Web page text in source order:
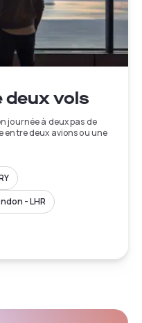
deux vols
journée à deux pas de
deux avions ou une
- LHR